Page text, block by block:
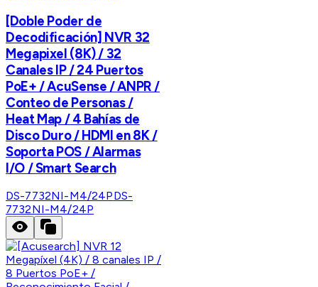
[Doble Poder de
Decodificación] NVR 32
Megapixel (8K) / 32
Canales IP / 24 Puertos
PoE+ / AcuSense / ANPR /
Conteo de Personas /
Heat Map / 4 Bahías de
Disco Duro / HDMI en 8K /
Soporta POS / Alarmas
I/O / Smart Search
DS-7732NI-M4/24PDS-
7732NI-M4/24P